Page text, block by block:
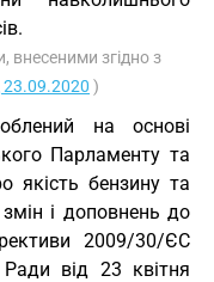
внесеними згідно з
23.09.2020 )
на основі
Парламенту та
якість бензину та
і доповнень до
2009/30/ЄC
від 23 квітня